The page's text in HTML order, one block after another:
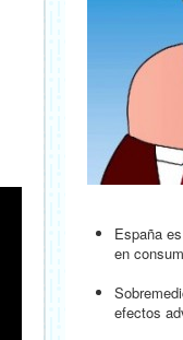
España
en
efectos